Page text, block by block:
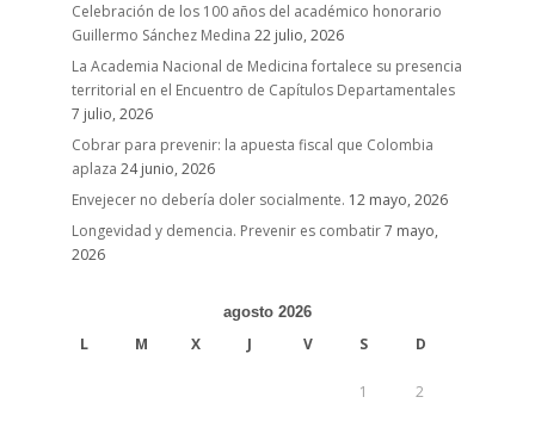
Celebración de los 100 años del académico honorario
Guillermo Sánchez Medina 22 julio, 2026
La Academia Nacional de Medicina fortalece su presencia
territorial en el Encuentro de Capítulos Departamentales
7 julio, 2026
Cobrar para prevenir: la apuesta fiscal que Colombia
aplaza 24 junio, 2026
Envejecer no debería doler socialmente. 12 mayo, 2026
Longevidad y demencia. Prevenir es combatir7 mayo,
2026
agosto 2026
L M X J V S D
1 2